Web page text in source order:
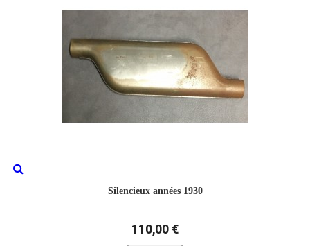
Silencieux années 1930
110,00 €